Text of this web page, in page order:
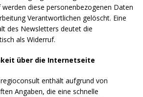
diese personenbezogenen Daten
Verantwortlichen gelöscht. Eine
des Newsletters deutet die
als Widerruf.
über die Internetseite
enthält aufgrund von
Angaben, die eine schnelle